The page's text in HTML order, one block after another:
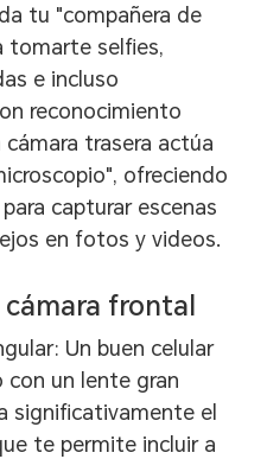
tu "compañera de
tomarte selfies,
e incluso
reconocimiento
trasera actúa
ofreciendo
capturar escenas
en fotos y videos.
frontal
Un buen celular
con un lente gran
significativamente el
te permite incluir a